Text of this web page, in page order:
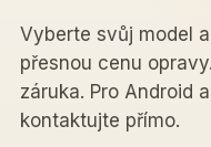
Vyberte svůj model
přesnou cenu
záruka. Pro Android
kontaktujte přímo.